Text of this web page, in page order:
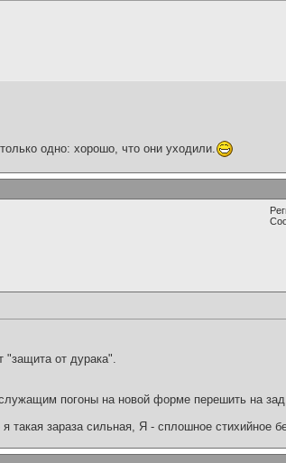
одно: хорошо, что они уходили.
"защита от дурака".
погоны на новой форме перешить на
такая зараза сильная, Я - сплошное стихийное